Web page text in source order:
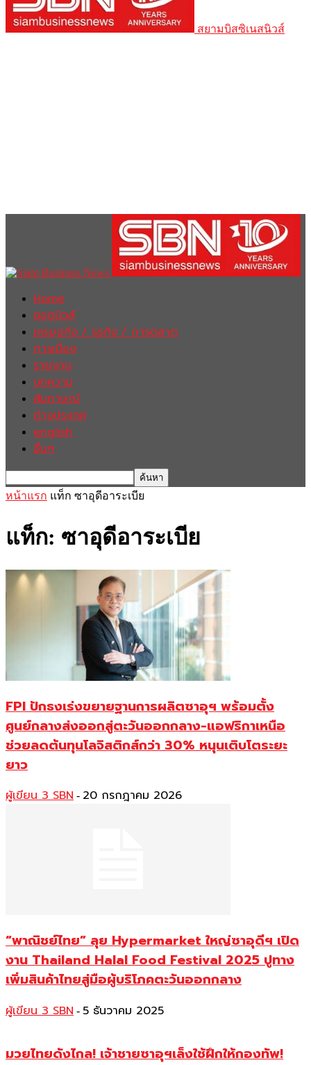
สยามบิสซิเนสนิวส์
Home
ฮอตนิวส์
เศรษฐกิจ / ธุรกิจ / การตลาด
การเมือง
รายงาน
บทความ
สัมภาษณ์
ต่างประเทศ
english
อื่นๆ
หน้าแรก แท็ก ซาอุดีอาระเบีย
แท็ก: ซาอุดีอาระเบีย
FPI ปักธงเร่งขยายฐานการผลิตซาอุฯ พร้อมตั้ง
ศูนย์กลางส่งออกสู่ตะวันออกกลาง-แอฟริกาเหนือ
ช่วยลดต้นทุนโลจิสติกส์กว่า 30% หนุนเติบโตระยะ
ยาว
ผู้เขียน 3 SBN - 20 กรกฎาคม 2026
“พาณิชย์ไทย” ลุย Hypermarket ใหญ่ซาอุดีฯ เปิด
งาน Thailand Halal Food Festival 2025 ปูทาง
เพิ่มสินค้าไทยสู่มือผู้บริโภคตะวันออกกลาง
ผู้เขียน 3 SBN - 5 ธันวาคม 2025
มวยไทยดังไกล! เจ้าชายซาอุฯเล็งใช้ฝึกให้กองทัพ!